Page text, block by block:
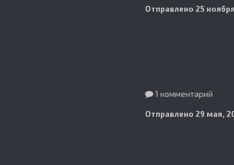
Отправлено 25
1 комментарий
Отправлено 29 мая,